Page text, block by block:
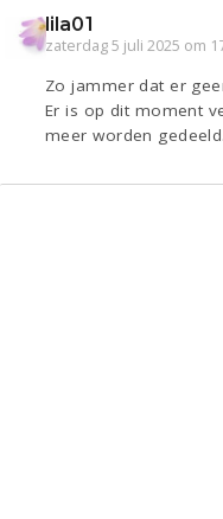
lila01
zaterdag 5 juli 2025 om
Zo jammer dat er
Er is op dit moment
meer worden gedeeld.